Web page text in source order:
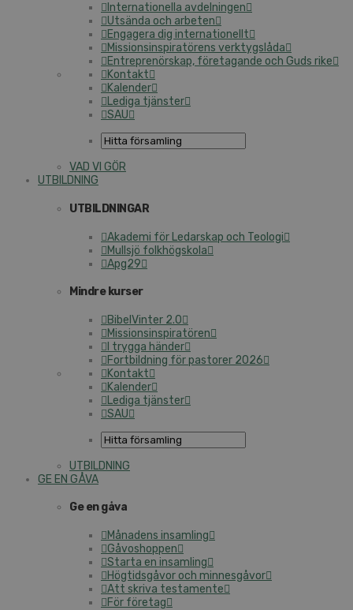
Internationella avdelningen
Utsända och arbeten
Engagera dig internationellt
Missionsinspiratörens verktygslåda
Entreprenörskap, företagande och Guds rike
Kontakt
Kalender
Lediga tjänster
SAU
VAD VI GÖR
UTBILDNING
UTBILDNINGAR
Akademi för Ledarskap och Teologi
Mullsjö folkhögskola
Apg29
Mindre kurser
BibelVinter 2.0
Missionsinspiratören
I trygga händer
Fortbildning för pastorer 2026
Kontakt
Kalender
Lediga tjänster
SAU
UTBILDNING
GE EN GÅVA
Ge en gåva
Månadens insamling
Gåvoshoppen
Starta en insamling
Högtidsgåvor och minnesgåvor
Att skriva testamente
För företag